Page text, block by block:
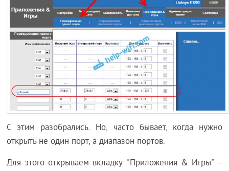
С этим разобрались. Но, часто бывает, когда нужно
открыть не один порт, а диапазон портов.
Для этого открываем вкладку "Приложения & Игры" –